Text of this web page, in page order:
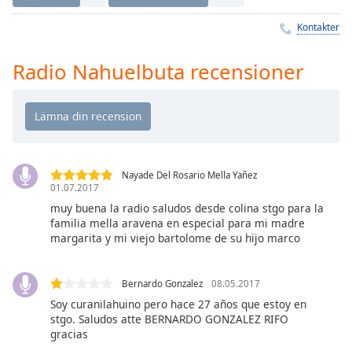
Remaining
Rate
Chapters
descriptions
Subtitles
subtitles
settings,
Kontakter
Radio Nahuelbuta recensioner
Nayade Del Rosario Mella Yañez
01.07.2017
muy buena la radio saludos desde colina stgo para la
familia mella aravena en especial para mi madre
margarita y mi viejo bartolome de su hijo marco
Bernardo Gonzalez 08.05.2017
Soy curanilahuino pero hace 27 años que estoy en
stgo. Saludos atte BERNARDO GONZALEZ RIFO
gracias